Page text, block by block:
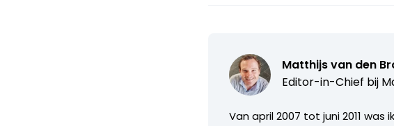
Matthijs van den
Editor-in-Chief bij
Van april 2007 tot juni 2011